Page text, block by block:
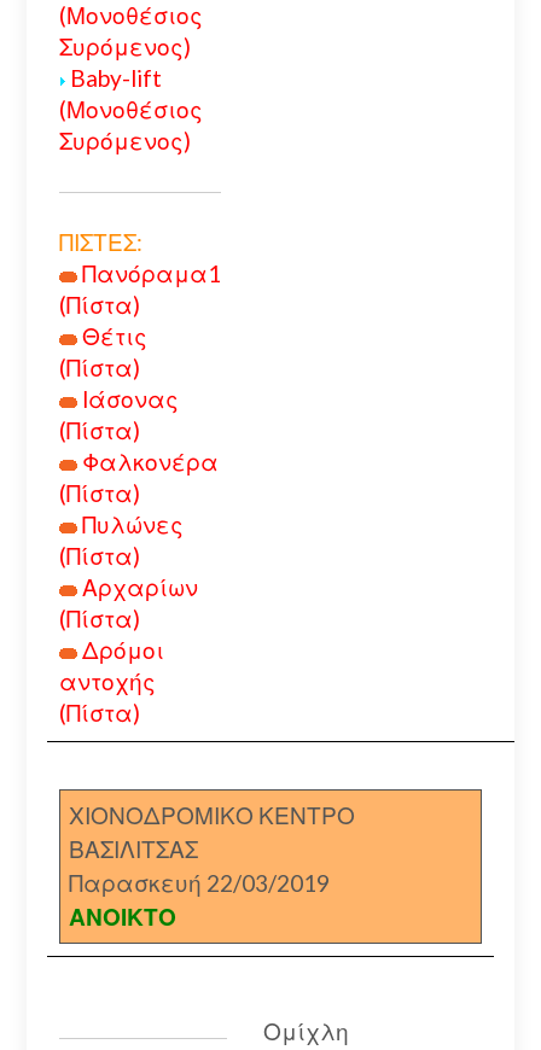
(Μονοθέσιος
Συρόμενος)
Baby-lift
(Μονοθέσιος
Συρόμενος)
ΠΙΣΤΕΣ:
Πανόραμα1
(Πίστα)
Θέτις
(Πίστα)
Ιάσονας
(Πίστα)
Φαλκονέρα
(Πίστα)
Πυλώνες
(Πίστα)
Αρχαρίων
(Πίστα)
Δρόμοι
αντοχής
(Πίστα)
ΧΙΟΝΟΔΡΟΜΙΚΟ ΚΕΝΤΡΟ
ΒΑΣΙΛΙΤΣΑΣ
Παρασκευή 22/03/2019
ΑΝΟΙΚΤΟ
Ομίχλη